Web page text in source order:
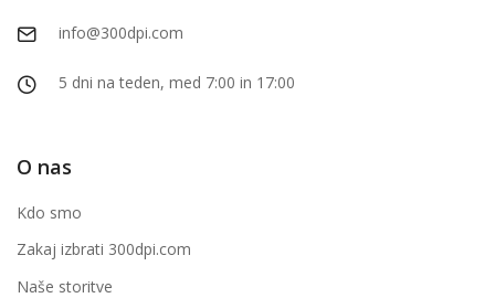
info@300dpi.com
5 dni na teden, med 7:00 in 17:00
O nas
Kdo smo
Zakaj izbrati 300dpi.com
Naše storitve